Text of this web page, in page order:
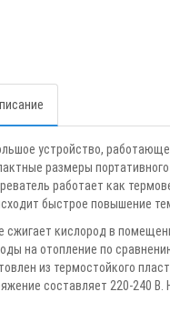
устройство,
размеры
работает как
быстрое повышение
сжигает кислород в
на отопление по
из термостойкого
составляет 220-240